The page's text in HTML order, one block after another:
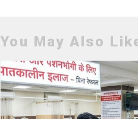
You May Also